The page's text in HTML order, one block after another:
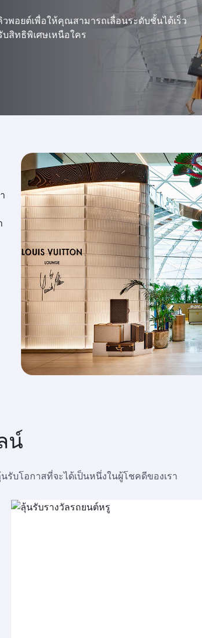
พอยต์เพื่อให้คุณสามารถเลื่อนระดับชั้นได้เร็ว
สิทธิพิเศษเหนือใคร
น์
บโอกาสที่จะได้เป็นหนึ่งในผู้โชคดีของเรา